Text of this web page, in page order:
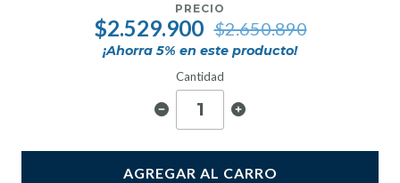
PRECIO
$2.529.900 $2.650.890
¡Ahorra 5% en este producto!
Cantidad
AGREGAR AL CARRO